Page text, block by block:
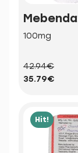
100mg
42.94€
35.79€
Hit!